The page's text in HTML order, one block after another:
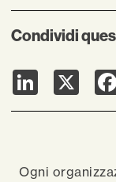
Condividi
LinkedIn
Ogni